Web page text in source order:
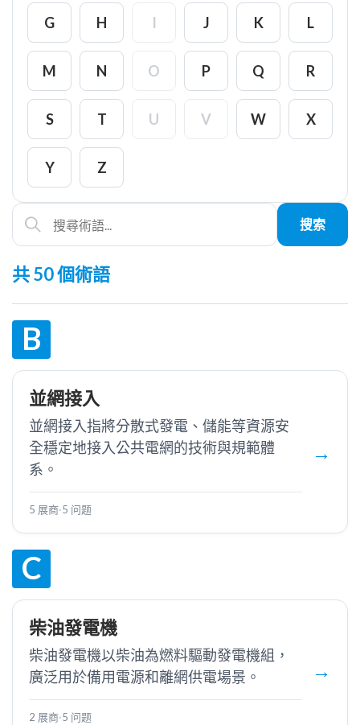
搜索
共 50 個術語
B
並網接入
並網接入指將分散式發電、儲能等資源安
全穩定地接入公共電網的技術與規範體
系。
5 展商·5 问题
C
柴油發電機
柴油發電機以柴油為燃料驅動發電機組，
廣泛用於備用電源和離網供電場景。
2 展商·5 问题
G H I J K L
M N O P Q R
S T U V W X
Y Z